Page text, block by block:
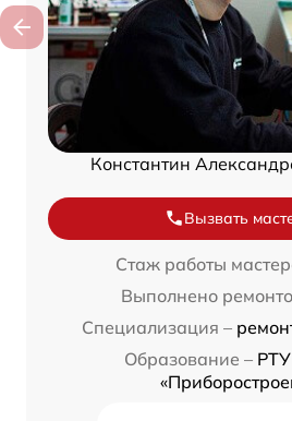
Константин
Вызвать
Стаж работы
Выполнено
Специализация –
Образование –